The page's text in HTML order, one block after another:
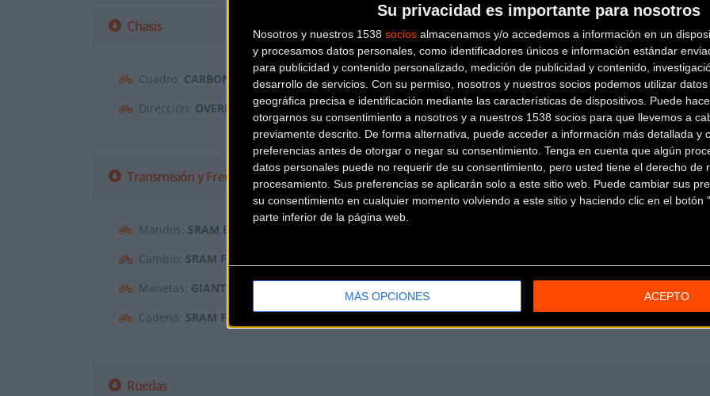
Su privacidad es importante para nosotros
Nosotros y nuestros 1538 socios almacenamos y/o accedemos a información en un
y procesamos datos personales, como identificadores únicos e información estándar
para publicidad y contenido personalizado, medición de publicidad y contenido,
desarrollo de servicios. Con su permiso, nosotros y nuestros socios podemos utilizar
geográfica precisa e identificación mediante las características de dispositivos. Puede
otorgarnos su consentimiento a nosotros y a nuestros 1538 socios para que llevemos a
previamente descrito. De forma alternativa, puede acceder a información más detallada y
preferencias antes de otorgar o negar su consentimiento. Tenga en cuenta que algún
datos personales puede no requerir de su consentimiento, pero usted tiene el derecho de
procesamiento. Sus preferencias se aplicarán solo a este sitio web. Puede cambiar sus
su consentimiento en cualquier momento volviendo a este sitio y haciendo clic en el botón
parte inferior de la página web.
MÁS OPCIONES ACEPTO
Chasis
Cuadro: CARBONO ADVANCED T-700 Horquilla:CARBONO
Dirección: OVERDRIVE
Transmisión y Frenos
Mandos: SRAM ETAP BLIPS
Cambio: SRAM FORCE ETAP AXS
Manetas: GIANT TRINITY
Cadena: SRAM FORCE D1 Bielas:SRAM FORCE D1
Ruedas